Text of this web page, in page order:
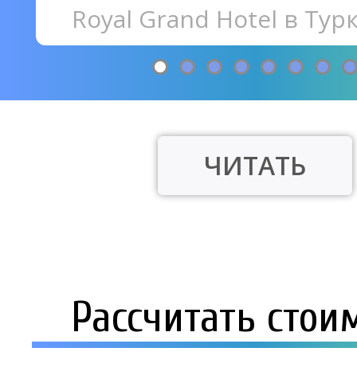
Royal Grand Hotel в
и в отеле "Сарыкум" в
ЧИТАТЬ
Рассчитать